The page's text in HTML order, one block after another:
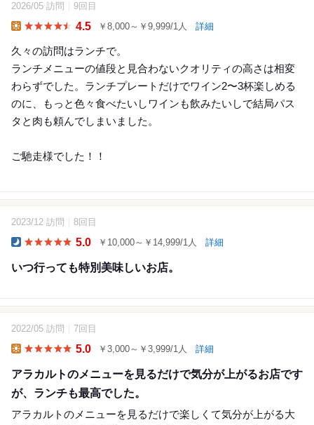
2026/05 訪問 9回目
4.5 ￥8,000～￥9,999/1人 詳細
久々の訪問はランチで。
ランチメニューの値段と見合わないクオリティの高さは相変
わらずでした。ランチプレートだけでワイン2〜3杯楽しめる
のに、もっと色々食べたいしワインも飲みたいしで結局パス
タと肉も頼んでしまいました。
ご馳走様でした！！
4
2023/12 訪問 8回目
5.0 ￥10,000～￥14,999/1人 詳細
いつ行っても特別美味しいお店。
8
2022/05 訪問 7回目
5.0 ￥3,000～￥3,999/1人 詳細
アラカルトのメニューを見るだけで気分が上がるお店です
が、ランチも最高でした。
アラカルトのメニューを見るだけで楽しくて気分が上がる大